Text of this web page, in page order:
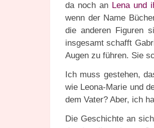
da noch an Lena und
wenn der Name
die anderen Figuren
insgesamt schafft
Augen zu führen. Sie
Ich muss gestehen,
wie Leona-Marie und
dem Vater? Aber, ich
Die Geschichte an